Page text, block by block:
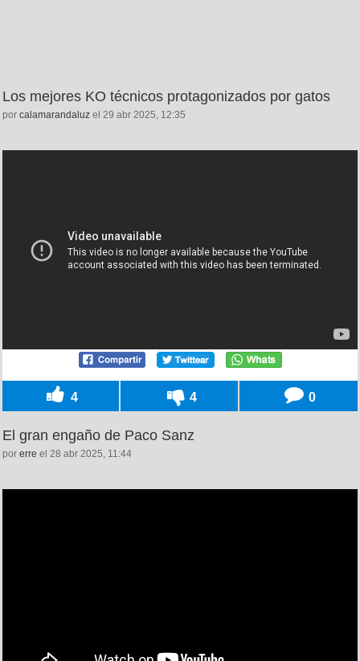
Los mejores KO técnicos protagonizados por gatos
por calamarandaluz el 29 abr 2025, 12:35
4 4 0
El gran engaño de Paco Sanz
por erre el 28 abr 2025, 11:44